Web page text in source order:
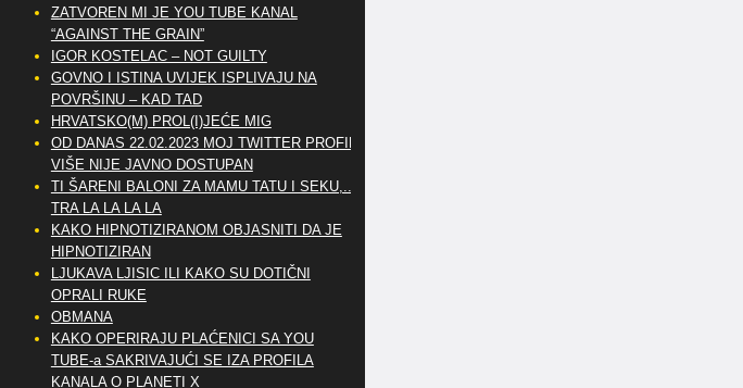
ZATVOREN MI JE YOU TUBE KANAL
“AGAINST THE GRAIN”
IGOR KOSTELAC – NOT GUILTY
GOVNO I ISTINA UVIJEK ISPLIVAJU NA
POVRŠINU – KAD TAD
HRVATSKO(M) PROL(I)JEĆE MIG
OD DANAS 22.02.2023 MOJ TWITTER PROFIL
VIŠE NIJE JAVNO DOSTUPAN
TI ŠARENI BALONI ZA MAMU TATU I SEKU,..
TRA LA LA LA LA
KAKO HIPNOTIZIRANOM OBJASNITI DA JE
HIPNOTIZIRAN
LJUKAVA LJISIC ILI KAKO SU DOTIČNI
OPRALI RUKE
OBMANA
KAKO OPERIRAJU PLAĆENICI SA YOU
TUBE-a SAKRIVAJUĆI SE IZA PROFILA
KANALA O PLANETI X